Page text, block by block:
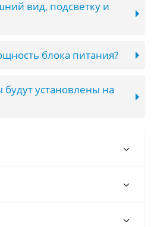
вид, подсветку и
блока питания?
установлены на